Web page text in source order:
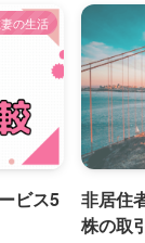
の生活
ビス5
非居住
株の取